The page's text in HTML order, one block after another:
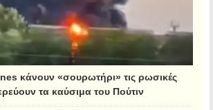
κάνουν «σουρωτήρι» τις ρωσικές
τα καύσιμα του Πούτιν